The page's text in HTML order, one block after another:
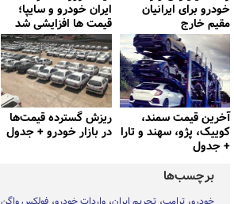
خودرو برای ایرانیان
مقیم خارج
ایران خودرو و سایپا؛
قیمت ها افزایشی شد
آخرین قیمت سمند،
کوییک، پژو، سهند و تارا
+ جدول
ریزش گسترده قیمت‌ها
در بازار خودرو + جدول
برچسب‌ها